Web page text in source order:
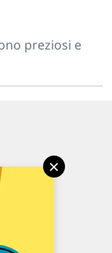
preziosi e
×